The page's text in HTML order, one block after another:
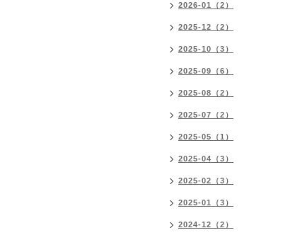
2026-01（2）
2025-12（2）
2025-10（3）
2025-09（6）
2025-08（2）
2025-07（2）
2025-05（1）
2025-04（3）
2025-02（3）
2025-01（3）
2024-12（2）